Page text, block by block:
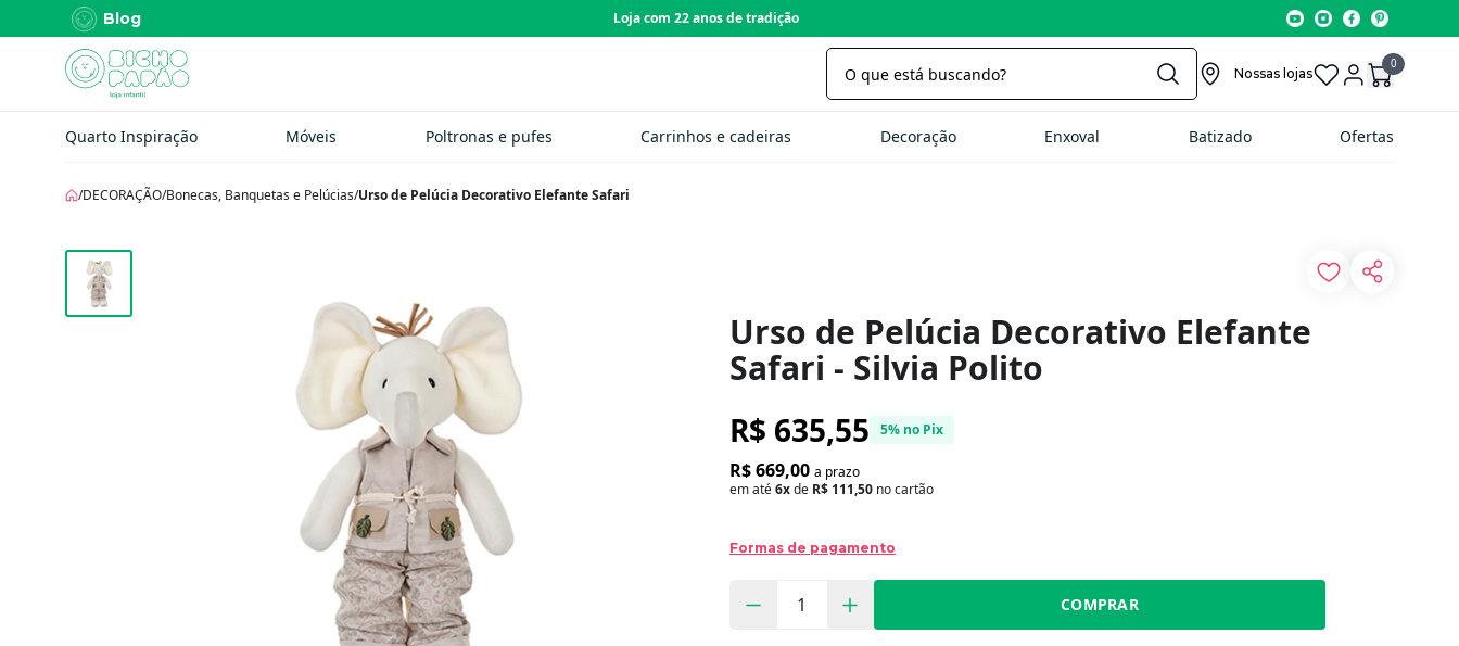
Blog Loja com 22 anos de tradição
Nossas lojas
0
Quarto Inspiração Móveis Poltronas e pufes Carrinhos e cadeiras Decoração Enxoval Batizado Ofertas
/DECORAÇÃO/Bonecas, Banquetas e Pelúcias/Urso de Pelúcia Decorativo Elefante Safari
Urso de Pelúcia Decorativo Elefante
Safari - Silvia Polito
R$ 635,55 5% no Pix
R$ 669,00 a prazo
em até6xde R$ 111,50 no cartão
Formas de pagamento
COMPRAR